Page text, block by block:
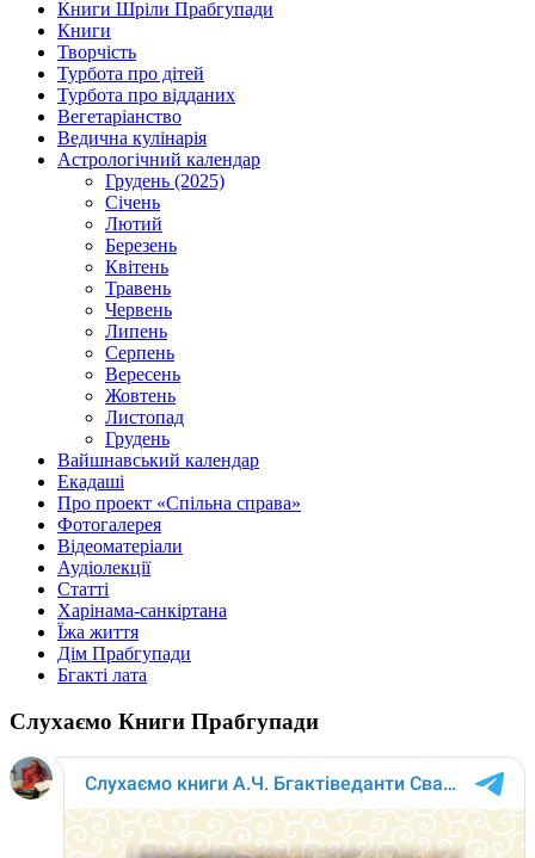
Книги Шріли Прабгупади
Книги
Творчість
Турбота про дітей
Турбота про відданих
Вегетаріанство
Ведична кулінарія
Астрологічний календар
Грудень (2025)
Січень
Лютий
Березень
Квітень
Травень
Червень
Липень
Серпень
Вересень
Жовтень
Листопад
Грудень
Вайшнавський календар
Екадаші
Про проект «Спільна справа»
Фотогалерея
Відеоматеріали
Аудіолекції
Статті
Харінама-санкіртана
Їжа життя
Дім Прабгупади
Бгакті лата
Слухаємо Книги Прабгупади